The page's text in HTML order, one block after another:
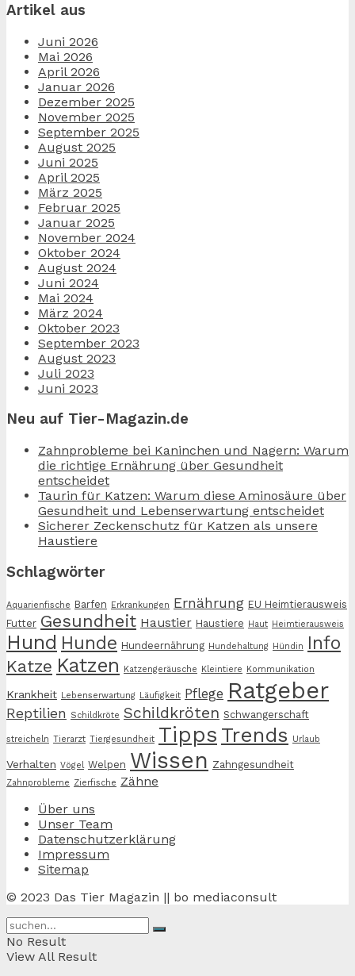
Artikel aus
Juni 2026
Mai 2026
April 2026
Januar 2026
Dezember 2025
November 2025
September 2025
August 2025
Juni 2025
April 2025
März 2025
Februar 2025
Januar 2025
November 2024
Oktober 2024
August 2024
Juni 2024
Mai 2024
März 2024
Oktober 2023
September 2023
August 2023
Juli 2023
Juni 2023
Neu auf Tier-Magazin.de
Zahnprobleme bei Kaninchen und Nagern: Warum
die richtige Ernährung über Gesundheit
entscheidet
Taurin für Katzen: Warum diese Aminosäure über
Gesundheit und Lebenserwartung entscheidet
Sicherer Zeckenschutz für Katzen als unsere
Haustiere
Schlagwörter
Aquarienfische Barfen Erkrankungen Ernährung EU Heimtierausweis
Futter Gesundheit Haustier Haustiere Haut Heimtierausweis
Hund Hunde Hundeernährung Hundehaltung Hündin Info
Katze Katzen Katzengeräusche Kleintiere Kommunikation
Krankheit Lebenserwartung Läufigkeit Pflege Ratgeber
Reptilien Schildkröte Schildkröten Schwangerschaft
streicheln Tierarzt Tiergesundheit Tipps Trends Urlaub
Verhalten Vögel Welpen Wissen Zahngesundheit
Zahnprobleme Zierfische Zähne
Über uns
Unser Team
Datenschutzerklärung
Impressum
Sitemap
© 2023 Das Tier Magazin || bo mediaconsult
No Result
View All Result